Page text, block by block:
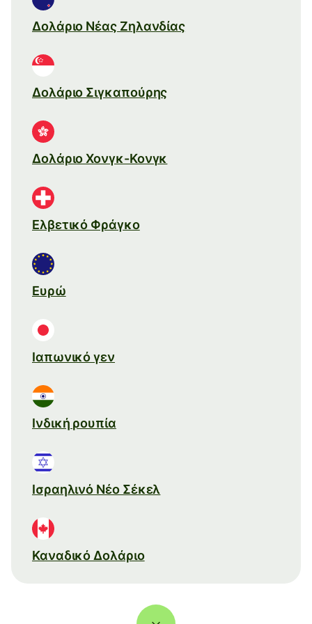
Δολάριο Νέας Ζηλανδίας
Δολάριο Σιγκαπούρης
Δολάριο Χονγκ-Κονγκ
Ελβετικό Φράγκο
Ευρώ
Ιαπωνικό γεν
Ινδική ρουπία
Ισραηλινό Νέο Σέκελ
Καναδικό Δολάριο